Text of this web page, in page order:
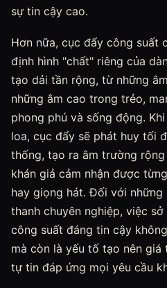
sự tin cậy cao.
Hơn nữa, cục đẩy công suất
định hình "chất" riêng của
tạo dải tần rộng, từ những
những âm cao trong trẻo,
phong phú và sống động.
loa, cục đẩy sẽ phát huy tối
thống, tạo ra âm trường
khán giả cảm nhận được
hay giọng hát. Đối với những
thanh chuyên nghiệp, việc
công suất đáng tin cậy
mà còn là yếu tố tạo nên
tự tin đáp ứng mọi yêu cầu